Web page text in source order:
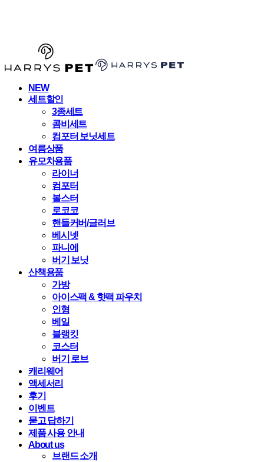
NEW
세트할인
3종세트
콤비세트
컴포터 보닛세트
여름상품
유모차용품
라이너
컴포터
볼스터
로코코
핸들커버/글러브
베시넷
파니에
버기 보닛
산책용품
가방
아이스팩 & 핫팩 파우치
인형
베일
블랭킷
코스터
버기 로브
캐리웨어
액세서리
후기
이벤트
묻고 답하기
제품 사용 안내
About us
브랜드 소개